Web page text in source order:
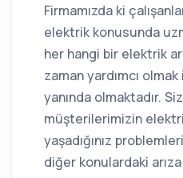
Firmamızda ki
elektrik konusunda
her hangi bir elektrik
zaman yardımcı
yanında olmaktadır.
müşterilerimizin
yaşadığınız
diğer konulardaki